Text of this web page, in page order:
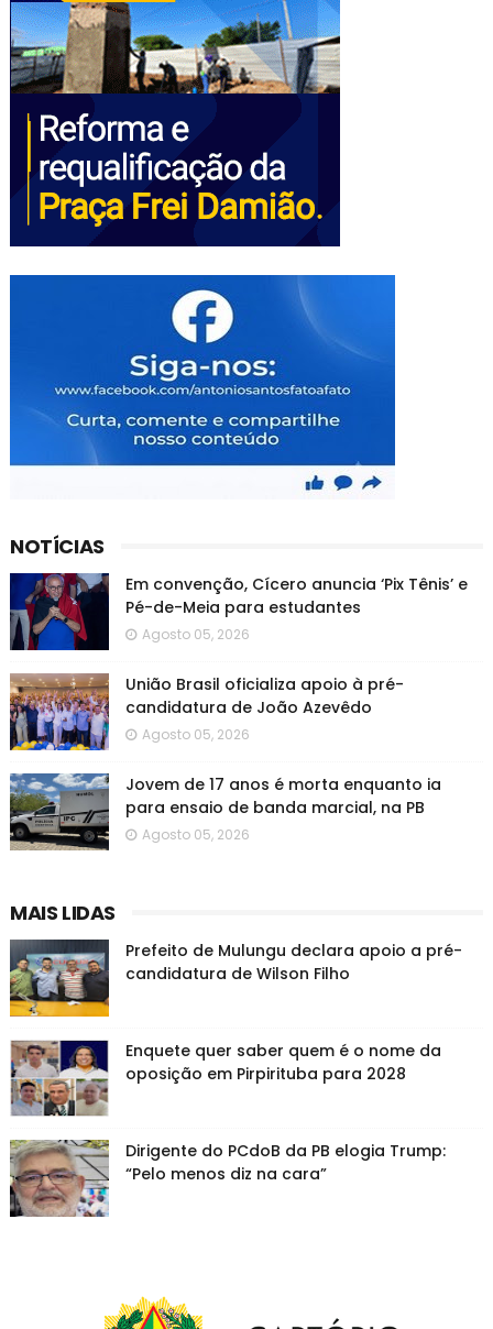
NOTÍCIAS
Em convenção, Cícero anuncia ‘Pix Tênis’ e
Pé-de-Meia para estudantes
Agosto 05, 2026
União Brasil oficializa apoio à pré-
candidatura de João Azevêdo
Agosto 05, 2026
Jovem de 17 anos é morta enquanto ia
para ensaio de banda marcial, na PB
Agosto 05, 2026
MAIS LIDAS
Prefeito de Mulungu declara apoio a pré-
candidatura de Wilson Filho
Enquete quer saber quem é o nome da
oposição em Pirpirituba para 2028
Dirigente do PCdoB da PB elogia Trump:
“Pelo menos diz na cara”